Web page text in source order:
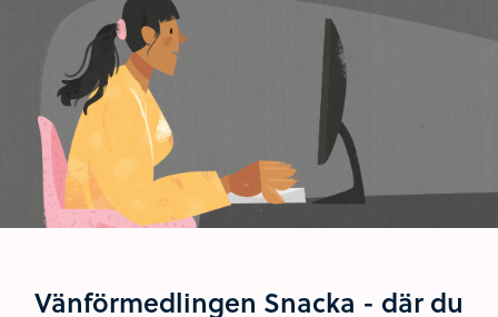
Vänförmedlingen Snacka - där du